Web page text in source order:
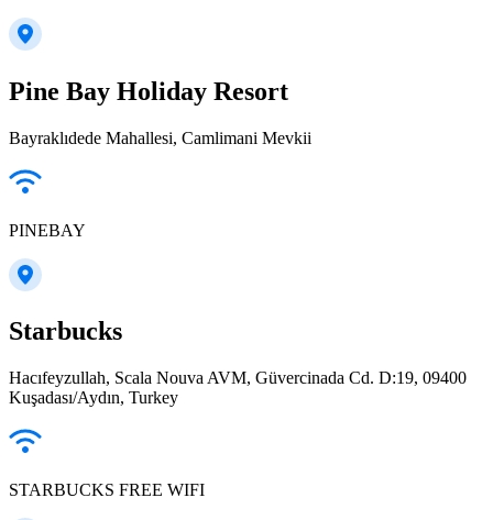
Pine Bay Holiday Resort
Bayraklıdede Mahallesi, Camlimani Mevkii
PINEBAY
Starbucks
Hacıfeyzullah, Scala Nouva AVM, Güvercinada Cd. D:19, 09400
Kuşadası/Aydın, Turkey
STARBUCKS FREE WIFI